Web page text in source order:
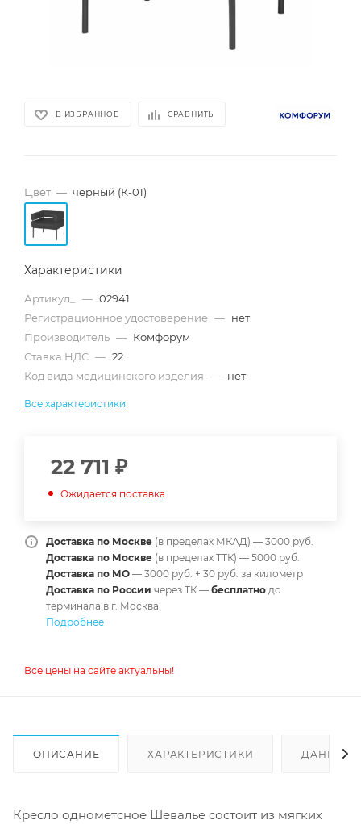
В ИЗБРАННОЕ СРАВНИТЬ
Цвет — черный (К-01)
Характеристики
Артикул_ — 02941
Регистрационное удостоверение — нет
Производитель — Комфорум
Ставка НДС — 22
Код вида медицинского изделия — нет
Все характеристики
22 711 ₽
Ожидается поставка
Доставка по Москве (в пределах МКАД) — 3000 руб.
Доставка по Москве (в пределах ТТК) — 5000 руб.
Доставка по МО — 3000 руб. + 30 руб. за километр
Доставка по России через ТК — бесплатно до
терминала в г. Москва
Подробнее
Все цены на сайте актуальны!
ОПИСАНИЕ ХАРАКТЕРИСТИКИ ДАННЫЕ
Кресло однометсное Шевалье состоит из мягких